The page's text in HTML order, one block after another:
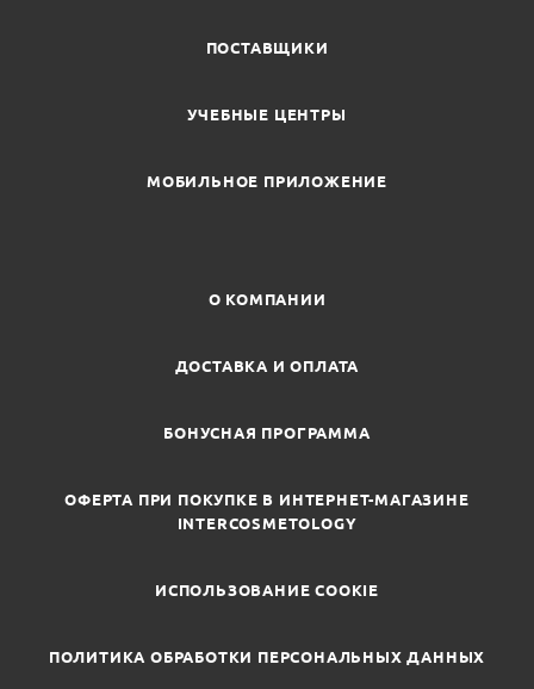
ПОСТАВЩИКИ
УЧЕБНЫЕ ЦЕНТРЫ
МОБИЛЬНОЕ ПРИЛОЖЕНИЕ
О КОМПАНИИ
ДОСТАВКА И ОПЛАТА
БОНУСНАЯ ПРОГРАММА
ОФЕРТА ПРИ ПОКУПКЕ В ИНТЕРНЕТ-МАГАЗИНЕ
INTERCOSMETOLOGY
ИСПОЛЬЗОВАНИЕ COOKIE
ПОЛИТИКА ОБРАБОТКИ ПЕРСОНАЛЬНЫХ ДАННЫХ